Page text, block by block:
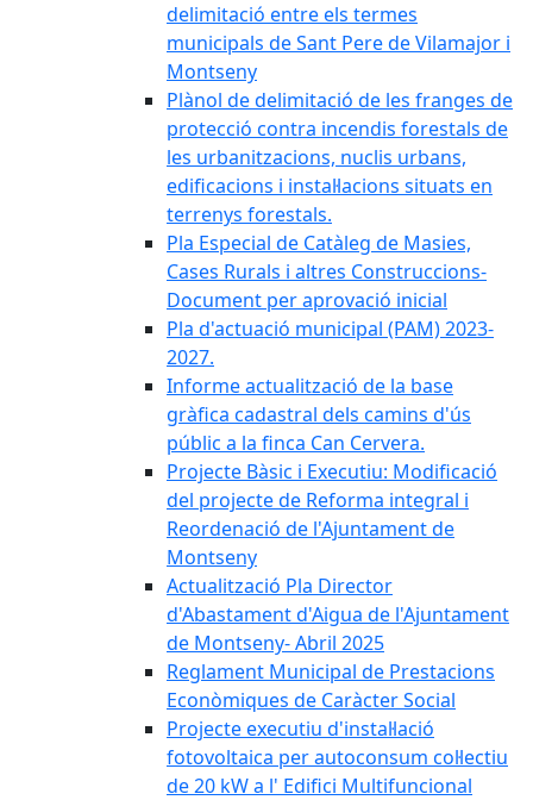
delimitació entre els termes
municipals de Sant Pere de Vilamajor i
Montseny
Plànol de delimitació de les franges de
protecció contra incendis forestals de
les urbanitzacions, nuclis urbans,
edificacions i instal·lacions situats en
terrenys forestals.
Pla Especial de Catàleg de Masies,
Cases Rurals i altres Construccions-
Document per aprovació inicial
Pla d'actuació municipal (PAM) 2023-
2027.
Informe actualització de la base
gràfica cadastral dels camins d'ús
públic a la finca Can Cervera.
Projecte Bàsic i Executiu: Modificació
del projecte de Reforma integral i
Reordenació de l'Ajuntament de
Montseny
Actualització Pla Director
d'Abastament d'Aigua de l'Ajuntament
de Montseny- Abril 2025
Reglament Municipal de Prestacions
Econòmiques de Caràcter Social
Projecte executiu d'instal·lació
fotovoltaica per autoconsum col·lectiu
de 20 kW a l' Edifici Multifuncional